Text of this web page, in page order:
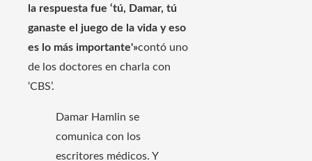
la respuesta fue ‘tú, Damar, tú
ganaste el juego de la vida y eso
es lo más importante'»contó uno
de los doctores en charla con
‘CBS’.
Damar Hamlin se
comunica con los
escritores médicos. Y